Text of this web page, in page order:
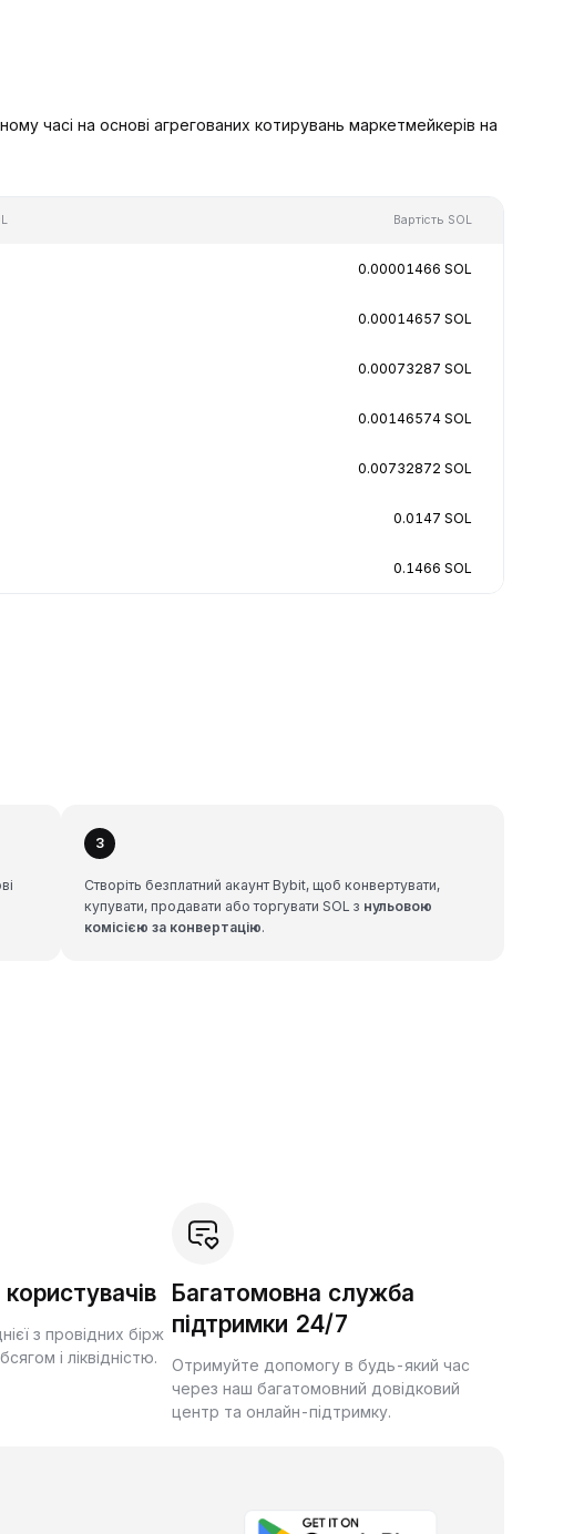
часі на основі агрегованих котирувань маркетмейкерів на
Вартість SOL
0.00001466 SOL
0.00014657 SOL
0.00073287 SOL
0.00146574 SOL
0.00732872 SOL
0.0147 SOL
0.1466 SOL
3
Створіть безплатний акаунт Bybit, щоб конвертувати,
купувати, продавати або торгувати SOL з нульовою
комісією за конвертацію.
з провідних бірж
і ліквідністю.
Багатомовна служба
підтримки 24/7
Отримуйте допомогу в будь-який час
через наш багатомовний довідковий
центр та онлайн-підтримку.